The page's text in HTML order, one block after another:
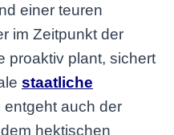
einer teuren
im Zeitpunkt der
proaktiv plant, sichert
staatliche
entgeht auch der
hektischen